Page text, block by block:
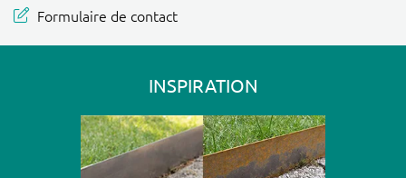
Formulaire de contact
INSPIRATION